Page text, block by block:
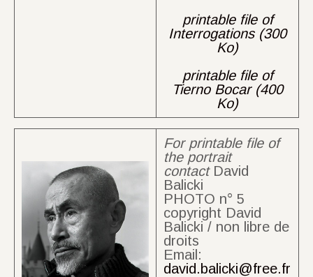
printable file of
Interrogations (300
Ko)
printable file of
Tierno Bocar (400
Ko)
For printable file of
the portrait
contact David
Balicki
PHOTO n° 5
copyright David
Balicki / non libre de
droits
Email:
david.balicki@free.fr